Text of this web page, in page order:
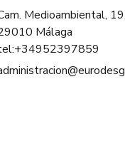
Medioambiental, 19,
Málaga